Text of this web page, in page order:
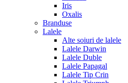
Iris
Oxalis
Branduse
Lalele
Alte soiuri de lalele
Lalele Darwin
Lalele Duble
Lalele Papagal
Lalele Tip Crin